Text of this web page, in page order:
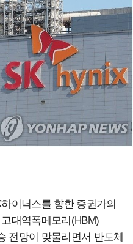
이닉스를 향한 증권가의
대역폭메모리(HBM)
전망이 맞물리면서 반도체